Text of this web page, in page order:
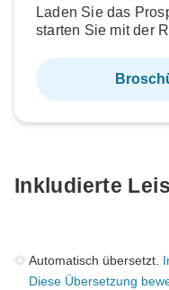
Laden Sie das
starten Sie mit der
Inkludierte
Automatisch übersetzt.
Diese Übersetzung